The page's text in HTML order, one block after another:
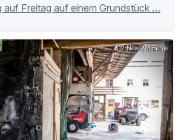
auf Freitag auf einem Grundstück …
112 News/M.Benje